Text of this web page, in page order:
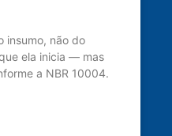
insumo, não do
ela inicia — mas
a NBR 10004.